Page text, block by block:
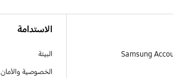
الاستدامة
البيئة
الخصوصية والأمان